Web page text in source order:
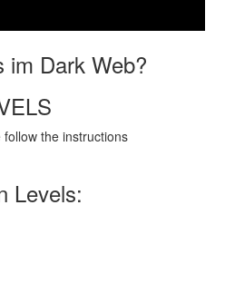
im Dark Web?
the instructions
Levels: